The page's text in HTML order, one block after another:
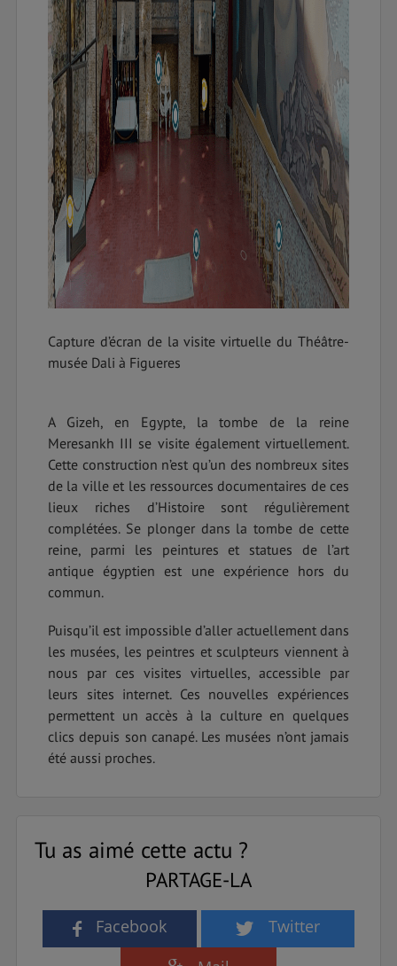
Capture d’écran de la visite virtuelle du Théâtre-
musée Dali à Figueres
A Gizeh, en Egypte, la tombe de la reine
Meresankh III se visite également virtuellement.
Cette construction n’est qu’un des nombreux sites
de la ville et les ressources documentaires de ces
lieux riches d’Histoire sont régulièrement
complétées. Se plonger dans la tombe de cette
reine, parmi les peintures et statues de l’art
antique égyptien est une expérience hors du
commun.
Puisqu’il est impossible d’aller actuellement dans
les musées, les peintres et sculpteurs viennent à
nous par ces visites virtuelles, accessible par
leurs sites internet. Ces nouvelles expériences
permettent un accès à la culture en quelques
clics depuis son canapé. Les musées n’ont jamais
été aussi proches.
Tu as aimé cette actu ?
PARTAGE-LA
Facebook
Twitter